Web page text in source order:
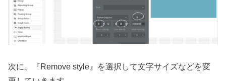
次に、『Remove style』を選択して文字サイズなどを変